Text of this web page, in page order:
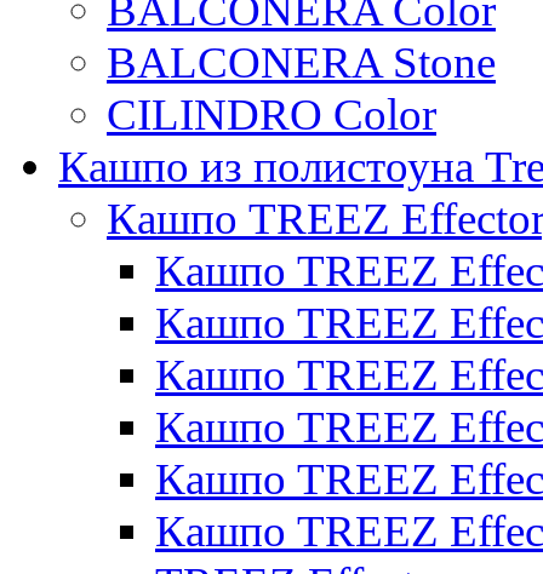
BALCONERA Color
BALCONERA Stone
CILINDRO Color
Кашпо из полистоуна
Кашпо TREEZ
Кашпо TREEZ
Кашпо TREEZ
Кашпо TREEZ
Кашпо TREEZ
Кашпо TREEZ
Кашпо TREEZ